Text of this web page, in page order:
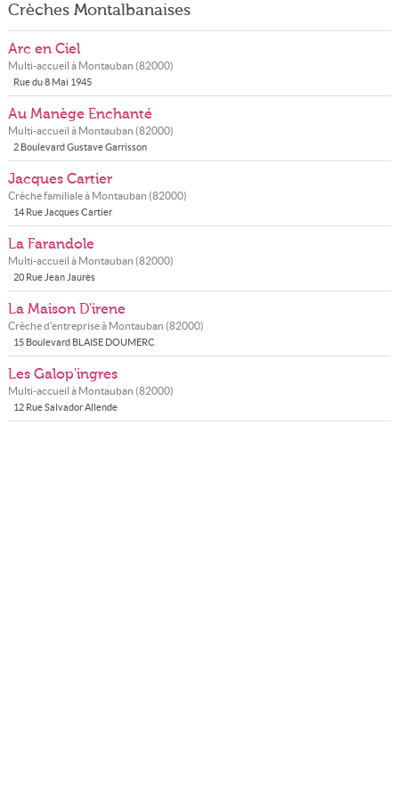
Crèches Montalbanaises
Arc en Ciel
Multi-accueil à Montauban (82000)
Rue du 8 Mai 1945
Au Manège Enchanté
Multi-accueil à Montauban (82000)
2 Boulevard Gustave Garrisson
Jacques Cartier
Crèche familiale à Montauban (82000)
14 Rue Jacques Cartier
La Farandole
Multi-accueil à Montauban (82000)
20 Rue Jean Jaurès
La Maison D'irene
Crèche d'entreprise à Montauban (82000)
15 Boulevard BLAISE DOUMERC
Les Galop'ingres
Multi-accueil à Montauban (82000)
12 Rue Salvador Allende